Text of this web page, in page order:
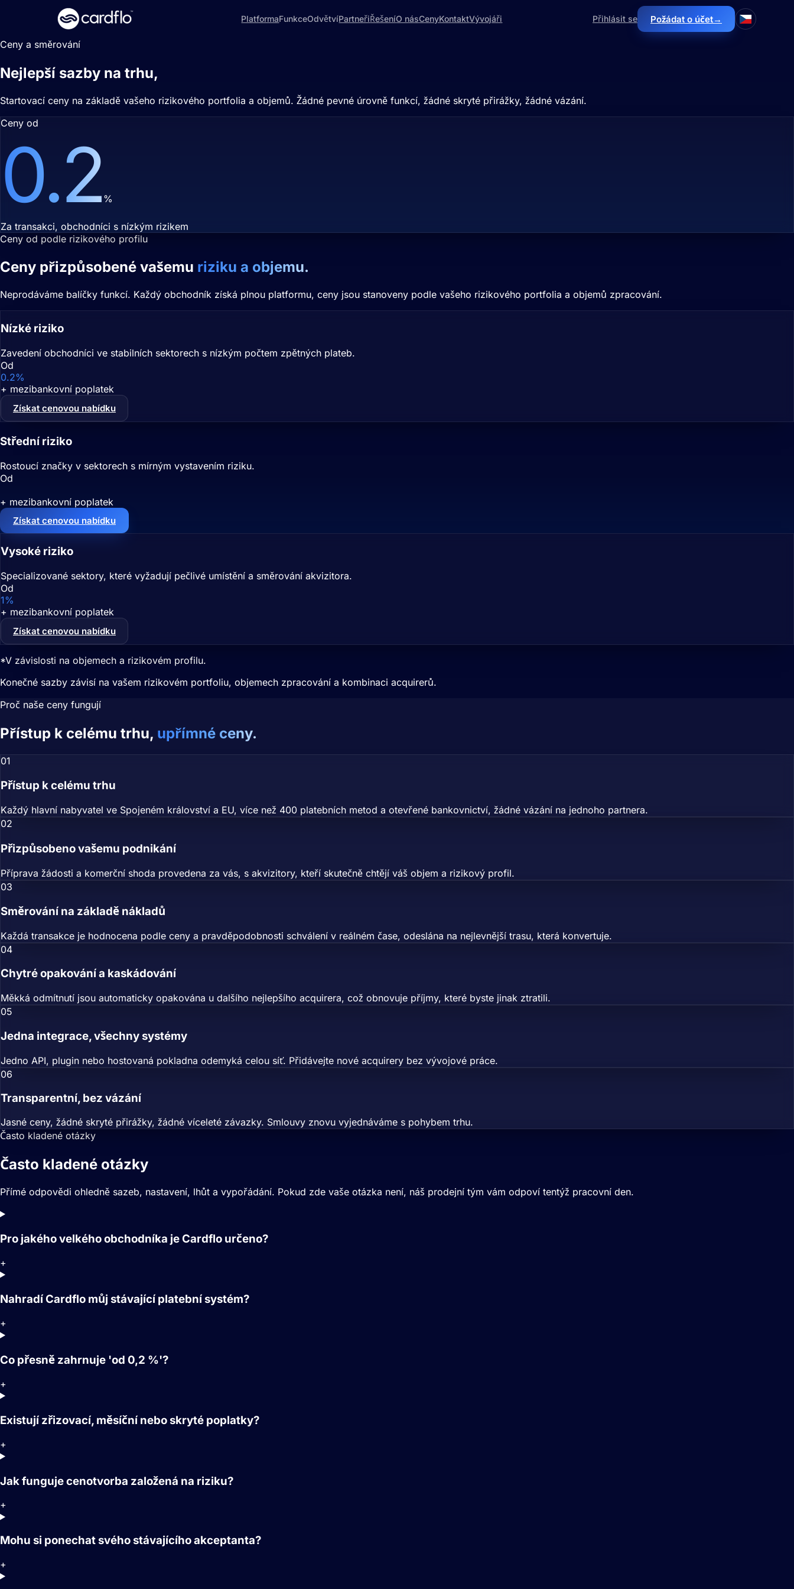
PlatformaFunkceOdvětvíPartneřiŘešeníO násCenyKontaktVývojáři Přihlásit se Požádat o účet→
Ceny a směrování
Nejlepší sazby na trhu,
Startovací ceny na základě vašeho rizikového portfolia a objemů. Žádné pevné úrovně funkcí, žádné skryté přirážky, žádné vázání.
Ceny od
0.2 %
Za transakci, obchodníci s nízkým rizikem
Ceny od podle rizikového profilu
Ceny přizpůsobené vašemu riziku a objemu.
Neprodáváme balíčky funkcí. Každý obchodník získá plnou platformu, ceny jsou stanoveny podle vašeho rizikového portfolia a objemů zpracování.
Nízké riziko
Zavedení obchodníci ve stabilních sektorech s nízkým počtem zpětných plateb.
Od
0.2%
+ mezibankovní poplatek
Získat cenovou nabídku
Střední riziko
Rostoucí značky v sektorech s mírným vystavením riziku.
Od
+ mezibankovní poplatek
Získat cenovou nabídku
Vysoké riziko
Specializované sektory, které vyžadují pečlivé umístění a směrování akvizitora.
Od
1%
+ mezibankovní poplatek
Získat cenovou nabídku
*V závislosti na objemech a rizikovém profilu.
Konečné sazby závisí na vašem rizikovém portfoliu, objemech zpracování a kombinaci acquirerů.
Proč naše ceny fungují
Přístup k celému trhu, upřímné ceny.
01
Přístup k celému trhu
Každý hlavní nabyvatel ve Spojeném království a EU, více než 400 platebních metod a otevřené bankovnictví, žádné vázání na jednoho partnera.
02
Přizpůsobeno vašemu podnikání
Příprava žádosti a komerční shoda provedena za vás, s akvizitory, kteří skutečně chtějí váš objem a rizikový profil.
03
Směrování na základě nákladů
Každá transakce je hodnocena podle ceny a pravděpodobnosti schválení v reálném čase, odeslána na nejlevnější trasu, která konvertuje.
04
Chytré opakování a kaskádování
Měkká odmítnutí jsou automaticky opakována u dalšího nejlepšího acquirera, což obnovuje příjmy, které byste jinak ztratili.
05
Jedna integrace, všechny systémy
Jedno API, plugin nebo hostovaná pokladna odemyká celou síť. Přidávejte nové acquirery bez vývojové práce.
06
Transparentní, bez vázání
Jasné ceny, žádné skryté přirážky, žádné víceleté závazky. Smlouvy znovu vyjednáváme s pohybem trhu.
Často kladené otázky
Často kladené otázky
Přímé odpovědi ohledně sazeb, nastavení, lhůt a vypořádání. Pokud zde vaše otázka není, náš prodejní tým vám odpoví tentýž pracovní den.
Pro jakého velkého obchodníka je Cardflo určeno?
+
Nahradí Cardflo můj stávající platební systém?
+
Co přesně zahrnuje 'od 0,2 %'?
+
Existují zřizovací, měsíční nebo skryté poplatky?
+
Jak funguje cenotvorba založená na riziku?
+
Mohu si ponechat svého stávajícího akceptanta?
+